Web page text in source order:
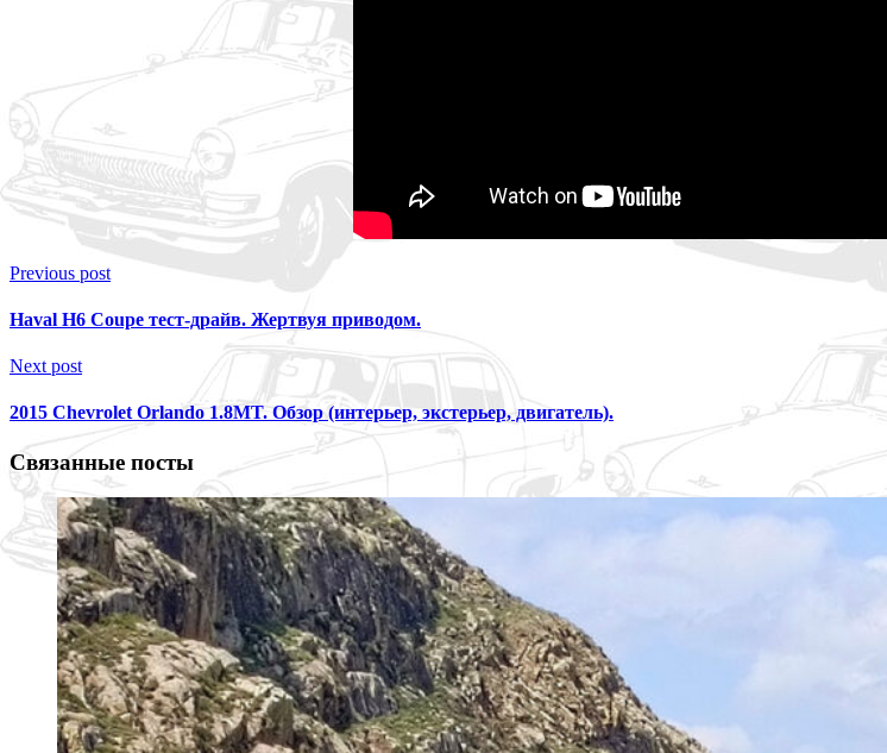
Previous post
Haval H6 Coupe тест-драйв. Жертвуя приводом.
Next post
2015 Chevrolet Orlando 1.8MT. Обзор (интерьер, экстерьер, двигатель).
Связанные посты